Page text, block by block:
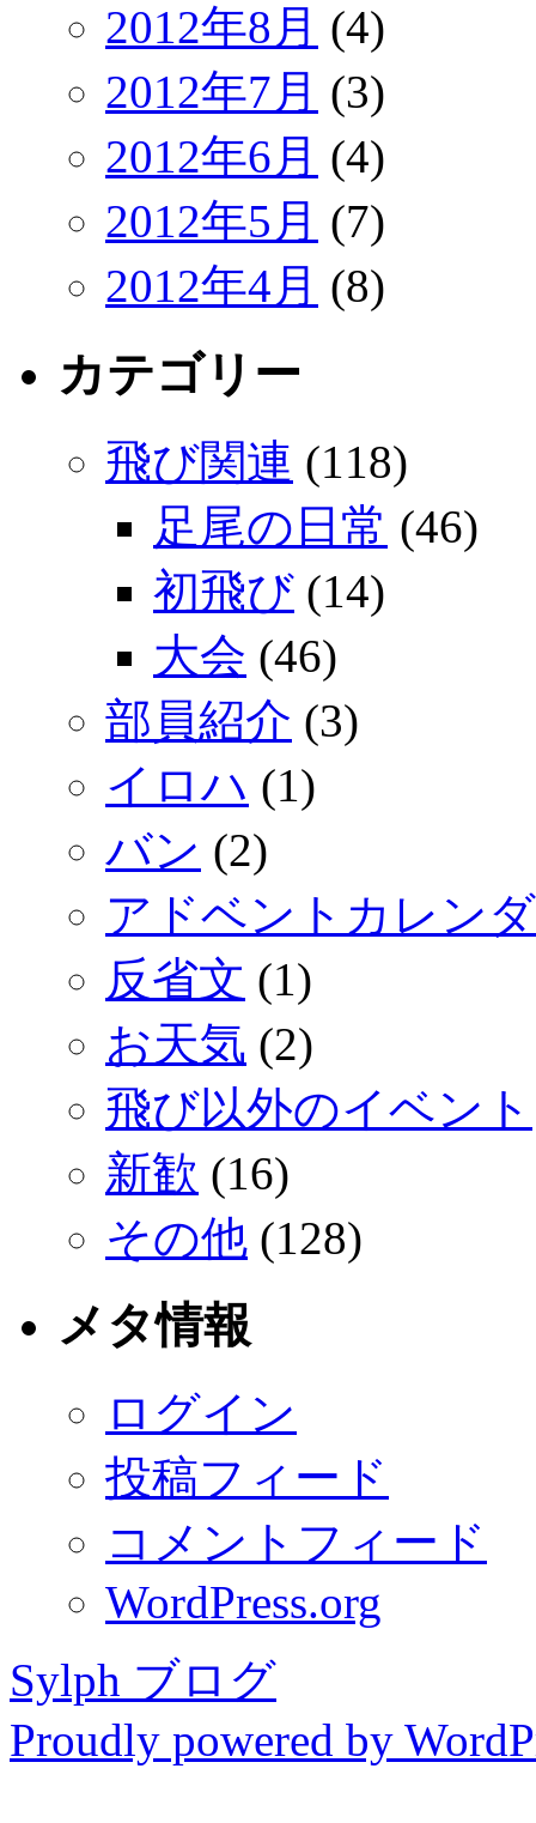
2012年8月 (4)
2012年7月 (3)
2012年6月 (4)
2012年5月 (7)
2012年4月 (8)
カテゴリー
飛び関連 (118)
足尾の日常 (46)
初飛び (14)
大会 (46)
部員紹介 (3)
イロハ (1)
バン (2)
アドベントカレン
反省文 (1)
お天気 (2)
飛び以外のイベント
新歓 (16)
その他 (128)
メタ情報
ログイン
投稿フィード
コメントフィード
WordPress.org
Sylph ブログ
Proudly powered by